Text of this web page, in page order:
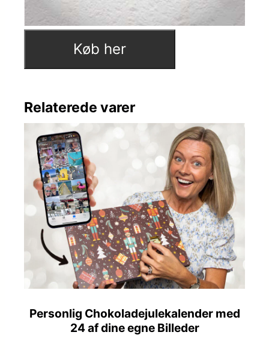
Køb her
Relaterede varer
Personlig Chokoladejulekalender med
24 af dine egne Billeder